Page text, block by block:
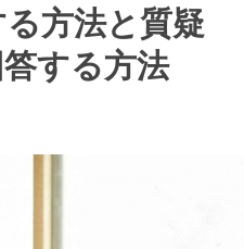
方法と質疑
する方法